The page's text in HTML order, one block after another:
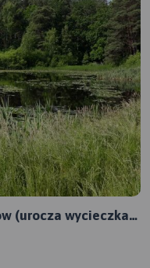
(urocza wycieczka